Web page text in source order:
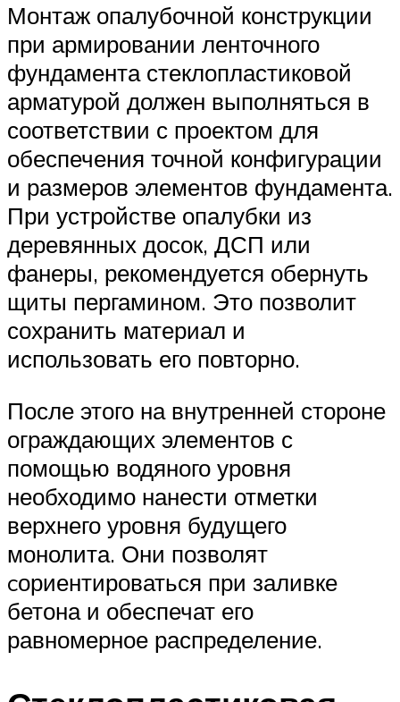
Монтаж опалубочной конструкции
при армировании ленточного
фундамента стеклопластиковой
арматурой должен выполняться в
соответствии с проектом для
обеспечения точной конфигурации
и размеров элементов фундамента.
При устройстве опалубки из
деревянных досок, ДСП или
фанеры, рекомендуется обернуть
щиты пергамином. Это позволит
сохранить материал и
использовать его повторно.
После этого на внутренней стороне
ограждающих элементов с
помощью водяного уровня
необходимо нанести отметки
верхнего уровня будущего
монолита. Они позволят
cориентироваться при заливке
бетона и обеспечат его
равномерное распределение.